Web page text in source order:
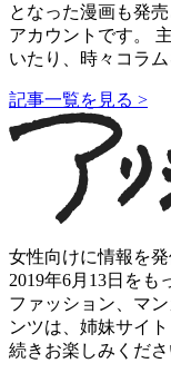
となった漫画も発
アカウントです。
いたり、時々コラ
記事一覧を見る >
女性向けに情報を発
2019年6月13日を
ファッション、マ
ンツは、姉妹サイ
続きお楽しみくださ